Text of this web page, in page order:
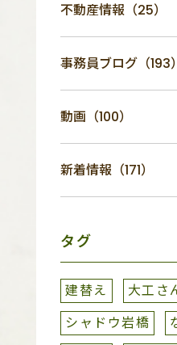
不動産情報（25）
事務員ブログ（193）
動画（100）
新着情報（171）
タグ
建替え 大工さ
シャドウ岩橋